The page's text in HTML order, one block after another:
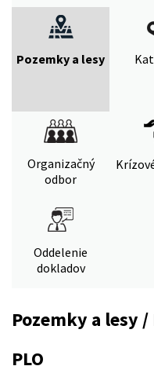
Pozemky a lesy
Organizačný
odbor
Oddelenie
dokladov
Pozemky a lesy
PLO